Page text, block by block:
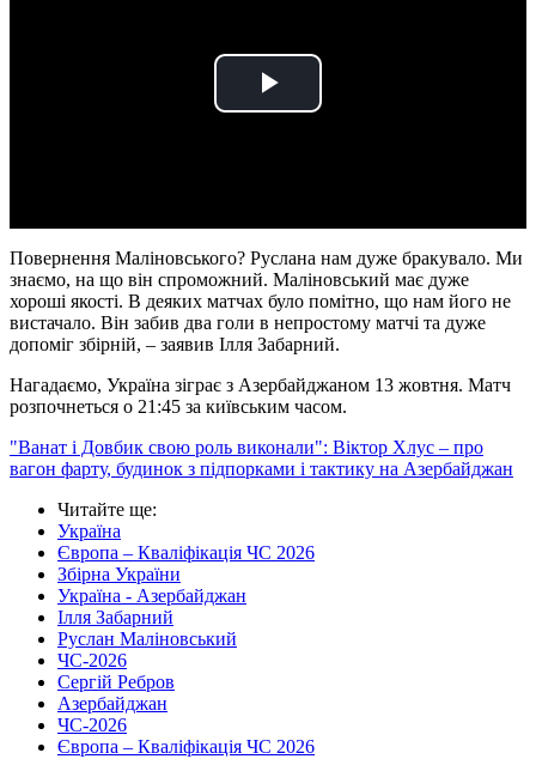
Play
Повернення Маліновського? Руслана нам дуже бракувало. Ми
знаємо, на що він спроможний. Маліновський має дуже
хороші якості. В деяких матчах було помітно, що нам його не
вистачало. Він забив два голи в непростому матчі та дуже
допоміг збірній, – заявив Ілля Забарний.
Нагадаємо, Україна зіграє з Азербайджаном 13 жовтня. Матч
розпочнеться о 21:45 за київським часом.
"Ванат і Довбик свою роль виконали": Віктор Хлус – про
вагон фарту, будинок з підпорками і тактику на Азербайджан
Читайте ще:
Україна
Європа – Кваліфікація ЧС 2026
Збірна України
Україна - Азербайджан
Ілля Забарний
Руслан Маліновський
ЧС-2026
Сергій Ребров
Азербайджан
ЧС-2026
Європа – Кваліфікація ЧС 2026